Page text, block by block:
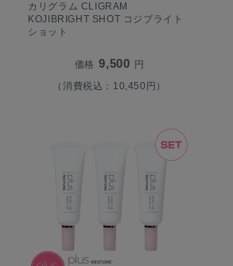
カリグラム CLIGRAM
KOJIBRIGHT SHOT コジブライト
ショット
価格 9,500 円
（消費税込：10,450円）